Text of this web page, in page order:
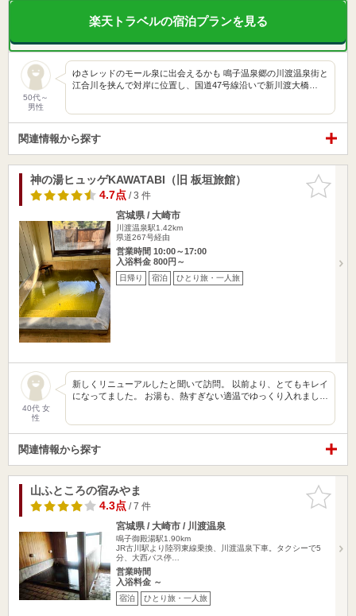
楽天トラベルの宿泊プランを見る
50代～
男性
ゆさレッドのモール泉に出会えるかも 鳴子温泉郷の川渡温泉街と
江合川を挟んで対岸に位置し、国道47号線沿いで新川渡大橋…
関連情報から探す
お気に入
りに追加
神の湯ヒュッゲKAWATABI（旧 板垣旅館）
4.7点/ 3 件
宮城県 / 大崎市
川渡温泉駅1.42km
県道267号経由
営業時間 10:00～17:00
入浴料金 800円～
日帰り 宿泊 ひとり旅・一人旅
40代 女
性
新しくリニューアルしたと聞いて訪問。 以前より、とてもキレイ
になってました。 お湯も、熱すぎない適温でゆっくり入れまし…
関連情報から探す
お気に入
りに追加
山ふところの宿みやま
4.3点/ 7 件
宮城県 / 大崎市 / 川渡温泉
鳴子御殿湯駅1.90km
JR古川駅より陸羽東線乗換、川渡温泉下車。タクシーで5
分、大西バス停…
営業時間
入浴料金 ～
宿泊 ひとり旅・一人旅